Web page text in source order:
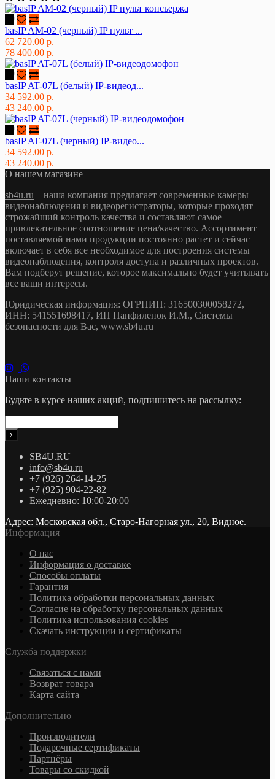
basIP AM-02 (черный) IP пульт ...
62 720.00 р.
78 400.00 р.
basIP AT-07L (белый) IP-видеод...
34 592.00 р.
43 240.00 р.
basIP AT-07L (черный) IP-видео...
34 592.00 р.
43 240.00 р.
О нашем магазине
sb4u.ru – наша компания предлагает современные камеры
видеонаблюдения и видеорегистраторы, которые проходят
строжайший контроль качества и составляют самое
привлекательное соотношение цена/качество. Ассортимент
поставляемой нами продукции постоянно растет и сейчас
включает в себя все необходимое для построения системы
видеонаблюдения, контроля доступа и различных проектов.
Вам подберут решение, которое максимально будет учитывать
все ваши интересы.
Юридическая информация: ОГРНИП: 316500300058272,
ИНН: 541551698417, ИП Панфиленок И.М., Системы
безопасности для Вас, www.sb4u.ru
Наши контакты
Будьте в курсе наших акций, подпишитесь на рассылку:
SB4U.RU
info@sb4u.ru
+7 (926) 264-14-25
+7 (925) 904-22-82
Ежедневно: 10:00-20:00
Адрес: Московская обл., Старо-Нагорная ул., 20, Видное.
Информация
О нас
Информация о доставке
Cпособы оплаты
Гарантия
Политика обработки персональных данных
Согласие на обработку персональных данных
Политика использования cookies
Скачать инструкции и сертификаты
Служба поддержки
Связаться с нами
Возврат товара
Карта сайта
Дополнительно
Производители
Подарочные сертификаты
Партнёры
Товары со скидкой